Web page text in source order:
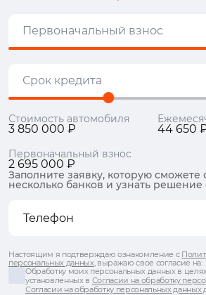
Первоначальный взнос
Срок кредита
Стоимость автомобиля
3 850 000 ₽ 44 650
Первоначальный взнос
2 695 000 ₽
Заполните заявку, которую сможете
несколько банков и узнать
Настоящим я подтверждаю ознакомление с
персональных данных, выражаю свое согласие на:
Обработку моих персональных данных в
установленных в Согласии на обработку
Согласии на обработку персональных